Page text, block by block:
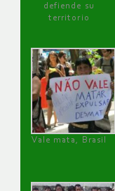
defiende su
territorio
Vale mata, Brasil